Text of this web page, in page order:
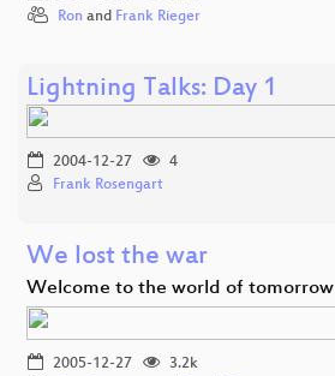
Ron and Frank Rieger
Lightning Talks: Day 1
2004-12-27
4
Frank Rosengart
We lost the war
Welcome to the world of tomorrow
2005-12-27
3.2k